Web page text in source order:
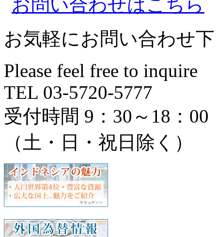
お気軽にお問い合わせ
Please feel free to inquire
TEL 03-5720-5777
受付時間 9：30～18：00
（土・日・祝日除く）